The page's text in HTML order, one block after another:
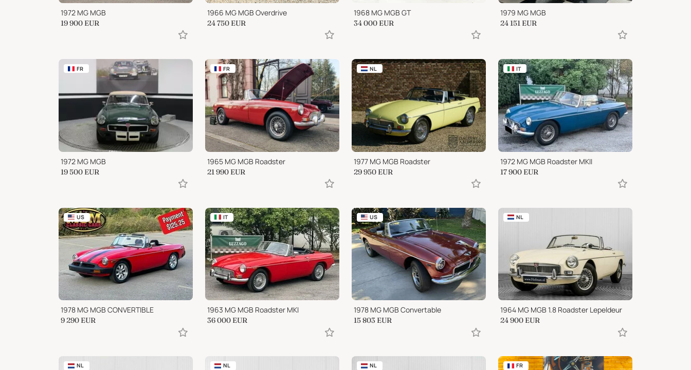
1972 MG MGB
19 900 EUR
1966 MG MGB Overdrive
24 750 EUR
1968 MG MGB GT
34 000 EUR
1979 MG MGB
24 151 EUR
FR
1972 MG MGB
19 500 EUR
FR
1965 MG MGB Roadster
21 990 EUR
NL
1977 MG MGB Roadster
29 950 EUR
IT
1972 MG MGB Roadster MKII
17 900 EUR
US
1978 MG MGB CONVERTIBLE
9 290 EUR
IT
1963 MG MGB Roadster MKI
36 000 EUR
US
1978 MG MGB Convertable
15 803 EUR
NL
1964 MG MGB 1.8 Roadster Lepeldeur
24 900 EUR
NL NL NL FR